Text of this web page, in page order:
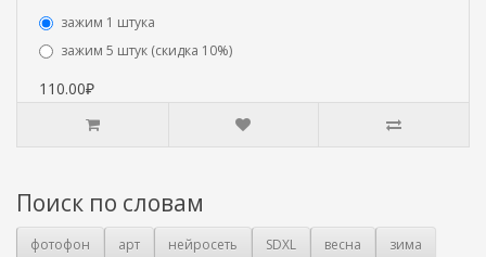
зажим 1 штука
зажим 5 штук (скидка 10%)
110.00₽
Поиск по словам
фотофон арт нейросеть SDXL весна
зима